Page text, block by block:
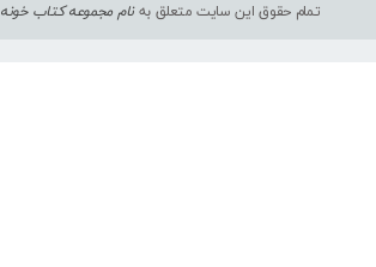
تمام حقوق این سایت متعلق بهنام مجموعه کتاب خونه